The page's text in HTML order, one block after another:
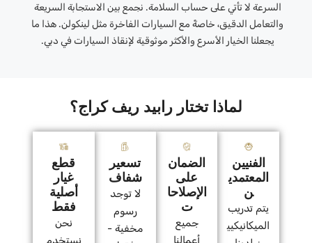
السرعة لا تأتي على حساب السلامة. نجمع بين الاستجابة السريعة
والتعامل الدقيق، خاصةً مع السيارات الفاخرة مثل لينكولن. هذا ما
يجعلنا الخيار الأسرع والأكثر موثوقية لإنقاذ السيارات في دبي.
لماذا تختار رابيد ريف كراج؟
الفنيين
المعتمدي
ن
يتم تدريب
الميكانيكيي
الضمان
على
الإصلاحا
ت
جميع
أعمالنا
تسعير
شفاف
لا توجد
رسوم
مخفية -
قطع
غيار
أصلية
فقط
نحن
نستخدم